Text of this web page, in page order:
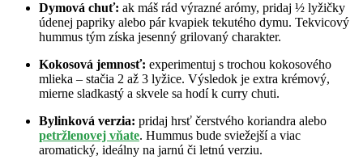
Dymová chuť: ak máš rád výrazné arómy, pridaj ½ lyžičky
údenej papriky alebo pár kvapiek tekutého dymu. Tekvicový
hummus tým získa jesenný grilovaný charakter.
Kokosová jemnosť: experimentuj s trochou kokosového
mlieka – stačia 2 až 3 lyžice. Výsledok je extra krémový,
mierne sladkastý a skvele sa hodí k curry chuti.
Bylinková verzia: pridaj hrsť čerstvého koriandra alebo
petržlenovej vňate. Hummus bude sviežejší a viac
aromatický, ideálny na jarnú či letnú verziu.